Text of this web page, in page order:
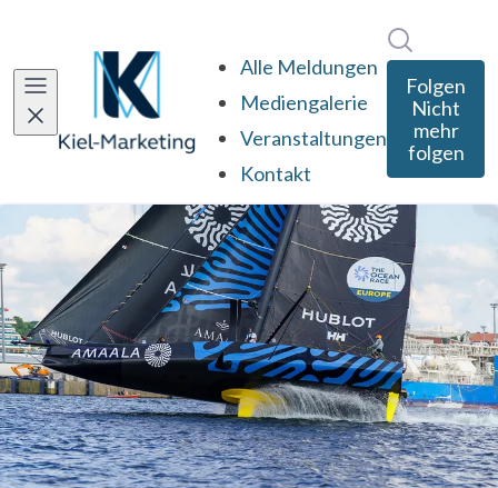
Alle Meldungen
Mediengalerie
Veranstaltungen
Kontakt
Folgen
Nicht
mehr
folgen